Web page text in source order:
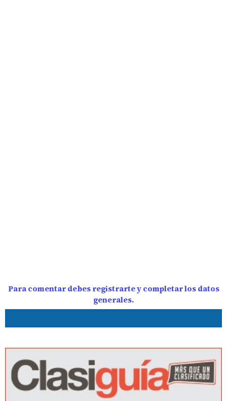
Para comentar debes registrarte y completar los datos
generales.